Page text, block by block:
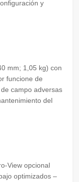
y
mm; 1,05 kg) con
funcione de
campo adversas
del
View opcional
optimizados –